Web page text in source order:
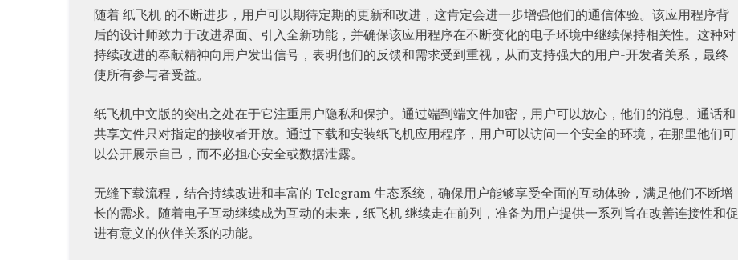
随着 纸飞机 的不断进步，用户可以期待定期的更新和改进，这肯定会进一步增强他们的通信体验。该应用程序背
后的设计师致力于改进界面、引入全新功能，并确保该应用程序在不断变化的电子环境中继续保持相关性。这种对
持续改进的奉献精神向用户发出信号，表明他们的反馈和需求受到重视，从而支持强大的用户-开发者关系，最终
使所有参与者受益。
纸飞机中文版的突出之处在于它注重用户隐私和保护。通过端到端文件加密，用户可以放心，他们的消息、通话和
共享文件只对指定的接收者开放。通过下载和安装纸飞机应用程序，用户可以访问一个安全的环境，在那里他们可
以公开展示自己，而不必担心安全或数据泄露。
无缝下载流程，结合持续改进和丰富的 Telegram 生态系统，确保用户能够享受全面的互动体验，满足他们不断增
长的需求。随着电子互动继续成为互动的未来，纸飞机 继续走在前列，准备为用户提供一系列旨在改善连接性和促
进有意义的伙伴关系的功能。